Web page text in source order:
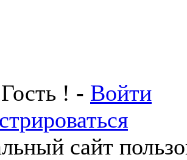
! - Войти
сайт